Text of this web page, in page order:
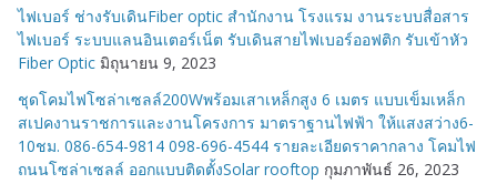
ไฟเบอร์ ช่างรับเดินFiber optic สำนักงาน โรงแรม งานระบบสื่อสาร
ไฟเบอร์ ระบบแลนอินเตอร์เน็ต รับเดินสายไฟเบอร์ออฟติก รับเข้าหัว
Fiber Optic มิถุนายน 9, 2023
ชุดโคมไฟโซล่าเซลล์200Wพร้อมเสาเหล็กสูง 6 เมตร แบบเข็มเหล็ก
สเปคงานราชการและงานโครงการ มาตราฐานไฟฟ้า ให้แสงสว่าง6-
10ชม. 086-654-9814 098-696-4544 รายละเอียดราคากลาง โคมไฟ
ถนนโซล่าเซลล์ ออกแบบติดตั้งSolar rooftop กุมภาพันธ์ 26, 2023